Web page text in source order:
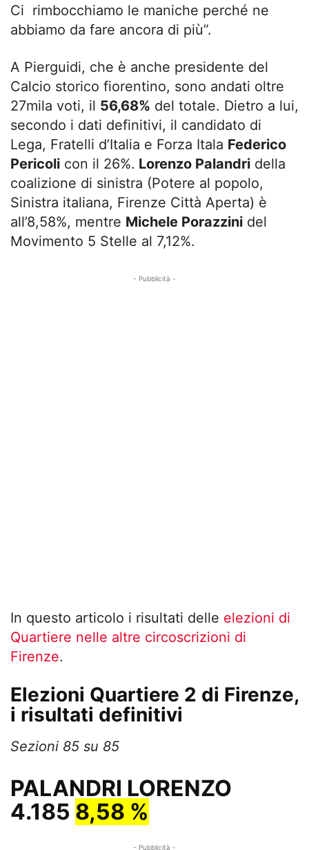
Ci rimbocchiamo le maniche perché ne
abbiamo da fare ancora di più”.
A Pierguidi, che è anche presidente del
Calcio storico fiorentino, sono andati oltre
27mila voti, il 56,68% del totale. Dietro a lui,
secondo i dati definitivi, il candidato di
Lega, Fratelli d’Italia e Forza Itala Federico
Pericoli con il 26%. Lorenzo Palandri della
coalizione di sinistra (Potere al popolo,
Sinistra italiana, Firenze Città Aperta) è
all’8,58%, mentre Michele Porazzini del
Movimento 5 Stelle al 7,12%.
- Pubblicità -
In questo articolo i risultati delle elezioni di
Quartiere nelle altre circoscrizioni di
Firenze.
Elezioni Quartiere 2 di Firenze,
i risultati definitivi
Sezioni 85 su 85
PALANDRI LORENZO
4.185 8,58 %
- Pubblicità -